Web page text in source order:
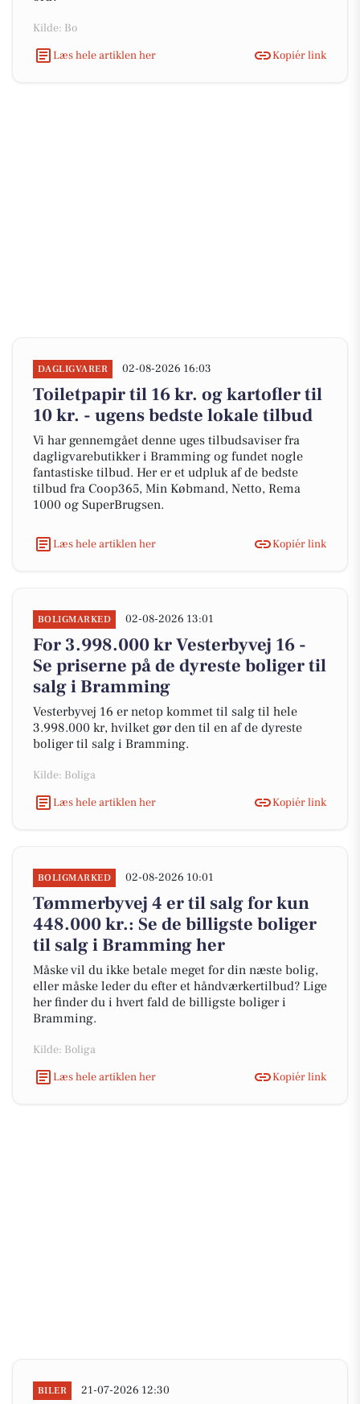
Kilde: Bo
Læs hele artiklen her
Kopiér link
DAGLIGVARER 02-08-2026 16:03
Toiletpapir til 16 kr. og kartofler til
10 kr. - ugens bedste lokale tilbud
Vi har gennemgået denne uges tilbudsaviser fra
dagligvarebutikker i Bramming og fundet nogle
fantastiske tilbud. Her er et udpluk af de bedste
tilbud fra Coop365, Min Købmand, Netto, Rema
1000 og SuperBrugsen.
Læs hele artiklen her Kopiér link
BOLIGMARKED 02-08-2026 13:01
For 3.998.000 kr Vesterbyvej 16 -
Se priserne på de dyreste boliger til
salg i Bramming
Vesterbyvej 16 er netop kommet til salg til hele
3.998.000 kr, hvilket gør den til en af de dyreste
boliger til salg i Bramming.
Kilde: Boliga
Læs hele artiklen her
Kopiér link
BOLIGMARKED 02-08-2026 10:01
Tømmerbyvej 4 er til salg for kun
448.000 kr.: Se de billigste boliger
til salg i Bramming her
Måske vil du ikke betale meget for din næste bolig,
eller måske leder du efter et håndværkertilbud? Lige
her finder du i hvert fald de billigste boliger i
Bramming.
Kilde: Boliga
Læs hele artiklen her
Kopiér link
BILER 21-07-2026 12:30